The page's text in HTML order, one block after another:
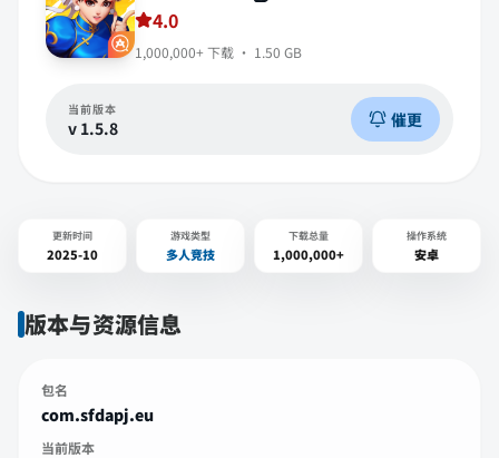
4.0
1,000,000+ 下载 · 1.50 GB
当前版本
v 1.5.8 催更
更新时间
2025-10
游戏类型
多人竞技
下载总量
1,000,000+
操作系统
安卓
版本与资源信息
包名
com.sfdapj.eu
当前版本